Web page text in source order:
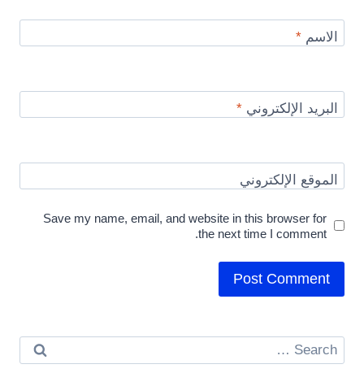
الاسم*
البريد الإلكتروني*
الموقع الإلكتروني
Save my name, email, and website in this browser for
the next time I comment.
Search
for: